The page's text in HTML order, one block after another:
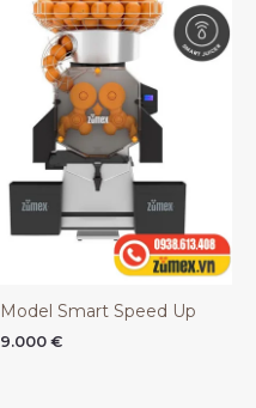
Model Smart Speed Up
9.000 €